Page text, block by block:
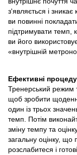
з'являється і зникає
ви повинні
підтримувати темп,
ви його
«внутрішній
Ефективні
Тренерський режим
щоб зробити
один із трьох
темп. Потім
зміну темпу та
загальну оцінку, що
розслабитеся і